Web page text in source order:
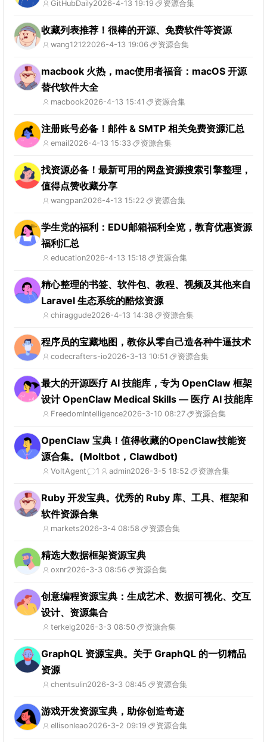
GitHubDaily2026-4-13 19:19 资源合集
收藏列表推荐！很棒的开源、免费软件等资源
wang12122026-4-13 19:06 资源合集
macbook 火热，mac使用者福音：macOS 开源
替代软件大全
macbook2026-4-13 15:41 资源合集
注册账号必备！邮件 & SMTP 相关免费资源汇总
email2026-4-13 15:33 资源合集
找资源必备！最新可用的网盘资源搜索引擎整理，
值得点赞收藏分享
wangpan2026-4-13 15:22 资源合集
学生党的福利：EDU邮箱福利全览，教育优惠资源
福利汇总
education2026-4-13 15:18 资源合集
精心整理的书签、软件包、教程、视频及其他来自
Laravel 生态系统的酷炫资源
chiraggude2026-4-13 14:38 资源合集
程序员的宝藏地图，教你从零自己造各种牛逼技术
codecrafters-io2026-3-13 10:51 资源合集
最大的开源医疗 AI 技能库，专为 OpenClaw 框架
设计 OpenClaw Medical Skills — 医疗 AI 技能库
FreedomIntelligence2026-3-10 08:27 资源合集
OpenClaw 宝典！值得收藏的OpenClaw技能资
源合集。(Moltbot，Clawdbot)
VoltAgent 1 admin2026-3-5 18:52 资源合集
Ruby 开发宝典。优秀的 Ruby 库、工具、框架和
软件资源合集
markets2026-3-4 08:58 资源合集
精选大数据框架资源宝典
oxnr2026-3-3 08:56 资源合集
创意编程资源宝典：生成艺术、数据可视化、交互
设计、资源集合
terkelg2026-3-3 08:50 资源合集
GraphQL 资源宝典。关于 GraphQL 的一切精品
资源
chentsulin2026-3-3 08:45 资源合集
游戏开发资源宝典，助你创造奇迹
ellisonleao2026-3-2 09:19 资源合集